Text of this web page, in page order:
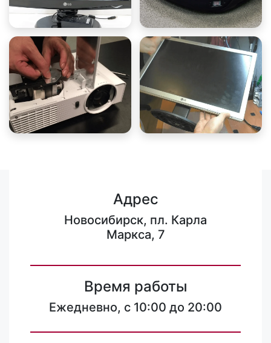
Адрес
Новосибирск, пл. Карла
Маркса, 7
Время работы
Ежедневно, с 10:00 до 20:00